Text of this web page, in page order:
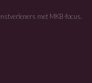
met MKB-focus.